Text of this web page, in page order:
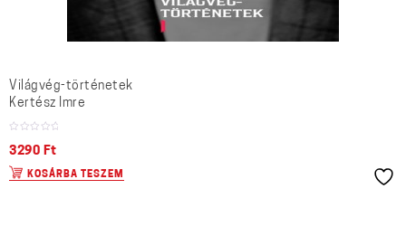
Világvég-történetek
Kertész Imre
3290 Ft
KOSÁRBA TESZEM